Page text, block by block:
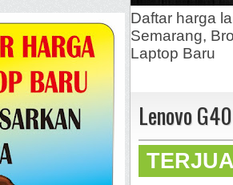
Daftar harga
Semarang,
Laptop Baru
Lenovo